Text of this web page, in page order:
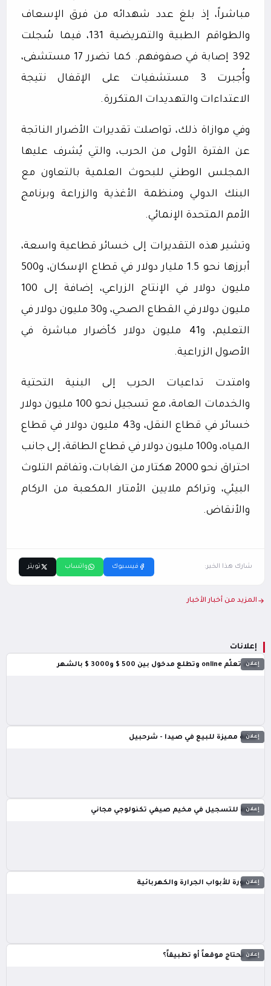
إعلانات
إعلان
بدك تعلّم online وتطلع مدخول بين 500 $ و3000 $ بالشهر
إعلان
شقة مميزة للبيع في صيدا - شرحبيل
إعلان
دعوة للتسجيل في مخيم صيفي تكنولوجي مجاني
إعلان
سمورة للأبواب الجرارة والكهربائية
إعلان
هل تحتاج موقعاً أو تطبيقاً؟
مباشراً، إذ بلغ عدد شهدائه من فرق الإسعاف
والطواقم الطبية والتمريضية 131، فيما سُجلت
392 إصابة في صفوفهم. كما تضرر 17 مستشفى،
وأُجبرت 3 مستشفيات على الإقفال نتيجة
الاعتداءات والتهديدات المتكررة.
وفي موازاة ذلك، تواصلت تقديرات الأضرار الناتجة
عن الفترة الأولى من الحرب، والتي يُشرف عليها
المجلس الوطني للبحوث العلمية بالتعاون مع
البنك الدولي ومنظمة الأغذية والزراعة وبرنامج
الأمم المتحدة الإنمائي.
وتشير هذه التقديرات إلى خسائر قطاعية واسعة،
أبرزها نحو 1.5 مليار دولار في قطاع الإسكان، و500
مليون دولار في الإنتاج الزراعي، إضافة إلى 100
مليون دولار في القطاع الصحي، و30 مليون دولار في
التعليم، و41 مليون دولار كأضرار مباشرة في
الأصول الزراعية.
وامتدت تداعيات الحرب إلى البنية التحتية
والخدمات العامة، مع تسجيل نحو 100 مليون دولار
خسائر في قطاع النقل، و43 مليون دولار في قطاع
المياه، و100 مليون دولار في قطاع الطاقة، إلى جانب
احتراق نحو 2000 هكتار من الغابات، وتفاقم التلوث
البيئي، وتراكم ملايين الأمتار المكعبة من الركام
والأنقاض.
شارك هذا الخبر: فيسبوك واتساب تويتر
المزيد من أخبار الأخبار